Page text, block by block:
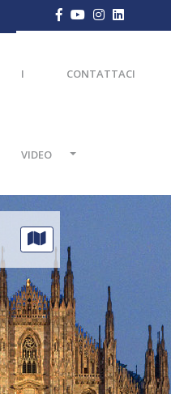
I
VIDEO
CONTATTACI